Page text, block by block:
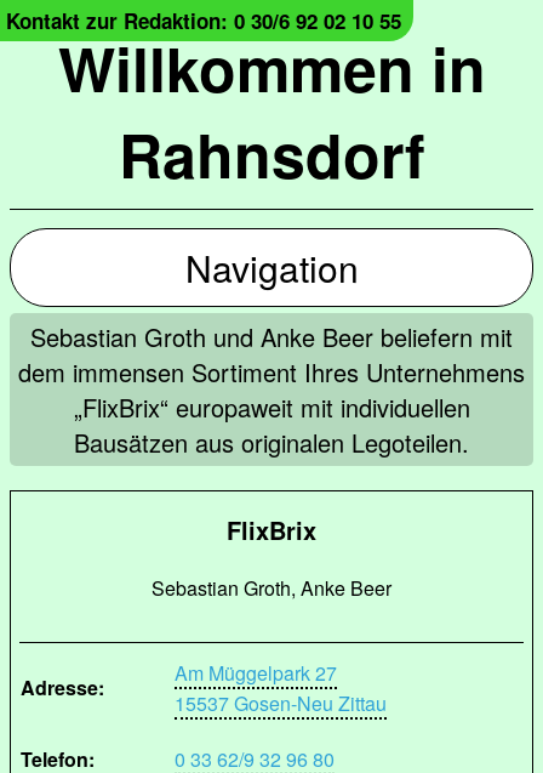
Willkommen in
Rahnsdorf
Kontakt zur Redaktion: 0 30/6 92 02 10 55
Navigation
Sebastian Groth und Anke Beer beliefern mit
dem immensen Sortiment Ihres Unternehmens
„FlixBrix“ europaweit mit individuellen
Bausätzen aus originalen Legoteilen.
FlixBrix
Sebastian Groth, Anke Beer
Adresse:
Am Müggelpark 27
15537 Gosen-Neu Zittau
Telefon:
0 33 62/9 32 96 80